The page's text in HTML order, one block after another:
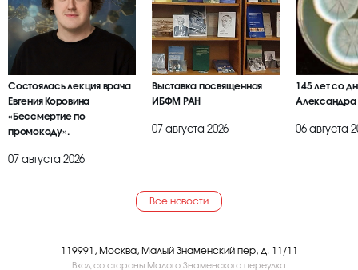
Состоялась лекция врача
Евгения Коровина
«Бессмертие по
промокоду».
07 августа 2026
Выставка посвященная
ИБФМ РАН
07 августа 2026
145 лет со
Александра
06 августа
Все новости
119991, Москва, Малый Знаменский пер, д. 11/11
Вход со стороны Малого Знаменского переулка